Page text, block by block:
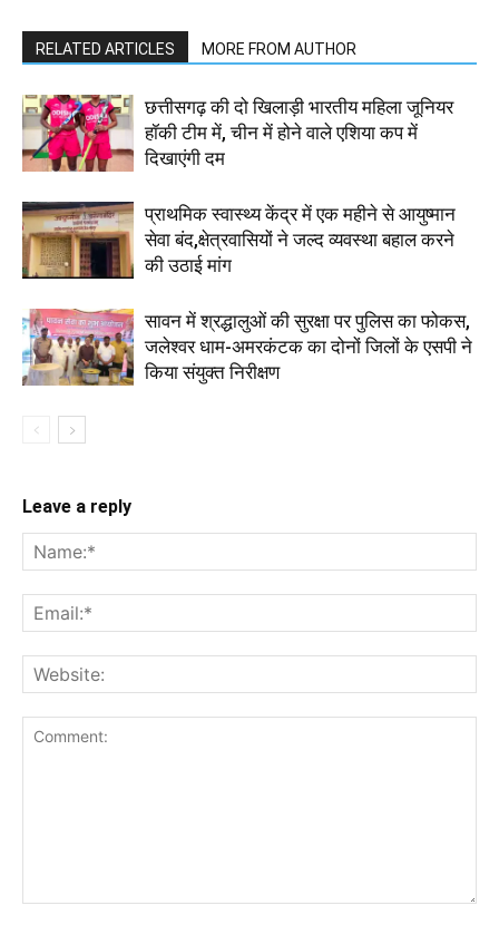
RELATED ARTICLES MORE FROM AUTHOR
छत्तीसगढ़ की दो खिलाड़ी भारतीय महिला जूनियर
हॉकी टीम में, चीन में होने वाले एशिया कप में
दिखाएंगी दम
प्राथमिक स्वास्थ्य केंद्र में एक महीने से आयुष्मान
सेवा बंद,क्षेत्रवासियों ने जल्द व्यवस्था बहाल करने
की उठाई मांग
सावन में श्रद्धालुओं की सुरक्षा पर पुलिस का फोकस,
जलेश्वर धाम-अमरकंटक का दोनों जिलों के एसपी ने
किया संयुक्त निरीक्षण
Leave a reply